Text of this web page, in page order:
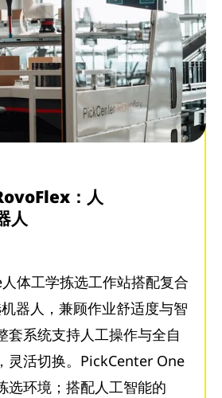
：人
人
体工学拣选工作站搭配复合
器人，兼顾作业舒适度与智
套系统支持人工操作与全自
灵活切换。PickCenter One
选环境；搭配人工智能的